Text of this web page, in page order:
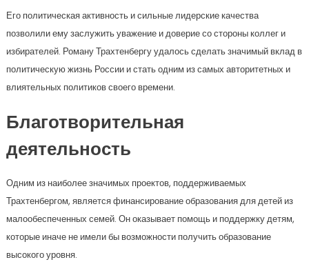
Его политическая активность и сильные лидерские качества
позволили ему заслужить уважение и доверие со стороны коллег и
избирателей. Роману Трахтенбергу удалось сделать значимый вклад в
политическую жизнь России и стать одним из самых авторитетных и
влиятельных политиков своего времени.
Благотворительная
деятельность
Одним из наиболее значимых проектов, поддерживаемых
Трахтенбергом, является финансирование образования для детей из
малообеспеченных семей. Он оказывает помощь и поддержку детям,
которые иначе не имели бы возможности получить образование
высокого уровня.